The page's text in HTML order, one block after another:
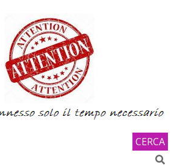
CERCA
Search